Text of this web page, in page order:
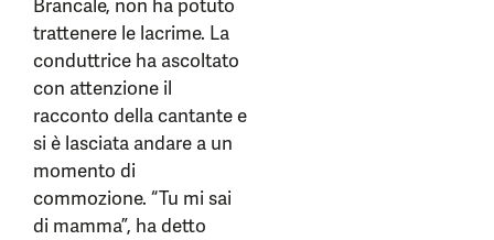
Brancale, non ha potuto
trattenere le lacrime. La
conduttrice ha ascoltato
con attenzione il
racconto della cantante e
si è lasciata andare a un
momento di
commozione. “Tu mi sai
di mamma”, ha detto